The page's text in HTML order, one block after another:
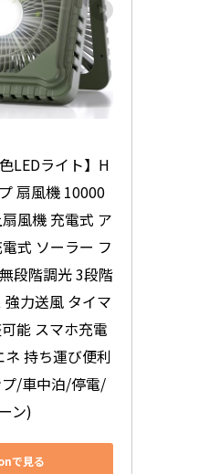
LEDライト】H
扇風機 10000
風機 充電式 ア
式 ソーラー フ
段階調光 3段階
力送風 タイマ
能 スマホ充電
持ち運び便利
/車中泊/停電/
ン)
で見る